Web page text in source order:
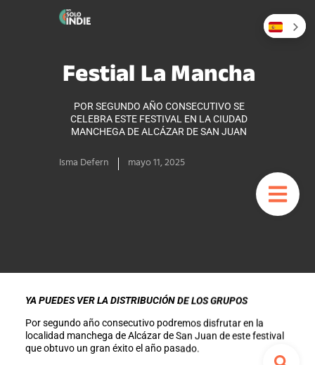
Festial La Mancha
POR SEGUNDO AÑO CONSECUTIVO SE
CELEBRA ESTE FESTIVAL EN LA CIUDAD
MANCHEGA DE ALCÁZAR DE SAN JUAN
Isma Defern mayo 11, 2025
YA PUEDES VER LA DISTRIBUCIÓN DE LOS GRUPOS
Por segundo año consecutivo podremos disfrutar en la
localidad manchega de Alcázar de San Juan de este festival
que obtuvo un gran éxito el año pasado.